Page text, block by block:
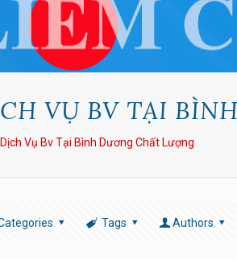
VỤ BV TẠI
Vụ Bv Tại Bình Dương Chất Lượng
Tags Authors